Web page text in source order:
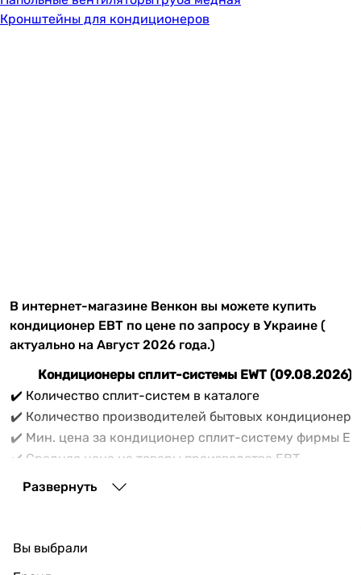
Кронштейны для кондиционеров
В интернет-магазине Венкон вы можете купить
кондиционер ЕВТ по цене по запросу в Украине (
актуально на Август 2026 года.)
Кондиционеры сплит-системы EWT (09.08.2026)
✔️ Количество сплит-систем в каталоге
✔️ Количество производителей бытовых
✔️ Мин. цена за кондиционер сплит-систему фирмы
✔️ Средняя цена на товары производства ЕВТ
✔️ Максимальная цена на товары производителя EWT
актуальных моделей сплит кондиционеров
Развернуть
Вы выбрали